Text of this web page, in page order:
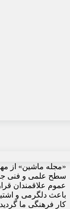
سطح علمی و فنی
عموم علاقمندان
باعث دلگرمی و
کار فرهنگی ما